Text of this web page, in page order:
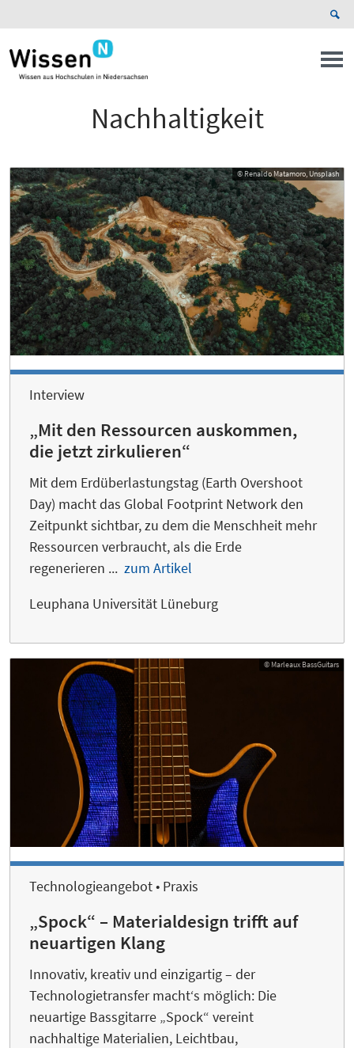
Nachhaltigkeit
© Renaldo Matamoro, Unsplash
Interview
„Mit den Ressourcen auskommen,
die jetzt zirkulieren“
Mit dem Erdüberlastungstag (Earth Overshoot
Day) macht das Global Footprint Network den
Zeitpunkt sichtbar, zu dem die Menschheit mehr
Ressourcen verbraucht, als die Erde
regenerieren ... zum Artikel
Leuphana Universität Lüneburg
© Marleaux BassGuitars
Technologieangebot • Praxis
„Spock“ – Materialdesign trifft auf
neuartigen Klang
Innovativ, kreativ und einzigartig – der
Technologietransfer macht‘s möglich: Die
neuartige Bassgitarre „Spock“ vereint
nachhaltige Materialien, Leichtbau,